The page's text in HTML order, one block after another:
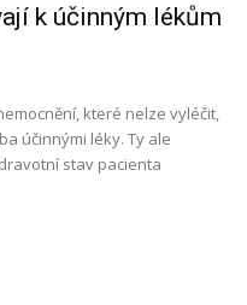
k účinným lékům
které nelze vyléčit,
účinnými léky. Ty ale
stav pacienta